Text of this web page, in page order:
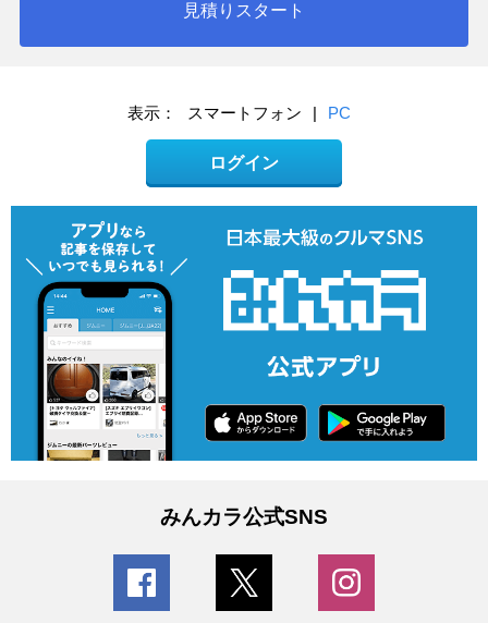
見積りスタート
表示： スマートフォン | PC
ログイン
みんカラ公式SNS